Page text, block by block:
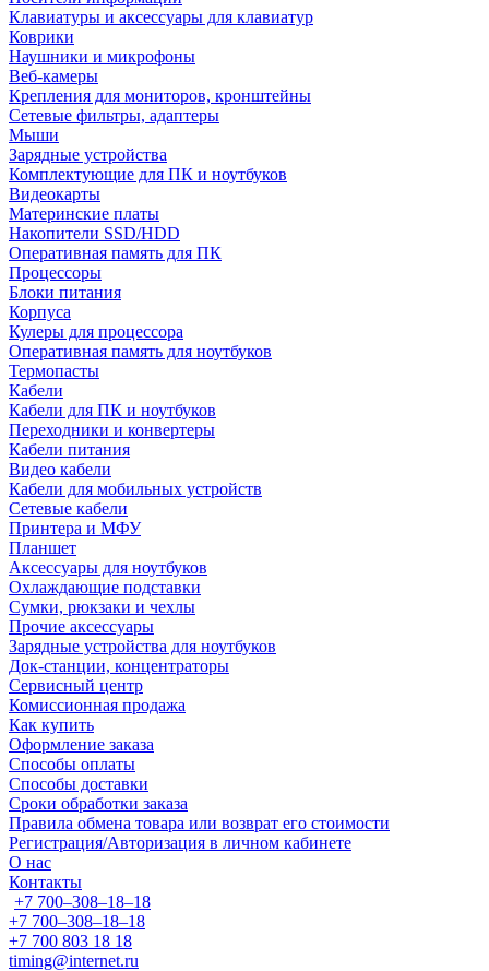
Клавиатуры и аксессуары для клавиатур
Коврики
Наушники и микрофоны
Веб-камеры
Крепления для мониторов, кронштейны
Сетевые фильтры, адаптеры
Мыши
Зарядные устройства
Комплектующие для ПК и ноутбуков
Видеокарты
Материнские платы
Накопители SSD/HDD
Оперативная память для ПК
Процессоры
Блоки питания
Корпуса
Кулеры для процессора
Оперативная память для ноутбуков
Термопасты
Кабели
Кабели для ПК и ноутбуков
Переходники и конвертеры
Кабели питания
Видео кабели
Кабели для мобильных устройств
Сетевые кабели
Принтера и МФУ
Планшет
Аксессуары для ноутбуков
Охлаждающие подставки
Сумки, рюкзаки и чехлы
Прочие аксессуары
Зарядные устройства для ноутбуков
Док-станции, концентраторы
Сервисный центр
Комиссионная продажа
Как купить
Оформление заказа
Способы оплаты
Способы доставки
Сроки обработки заказа
Правила обмена товара или возврат его стоимости
Регистрация/Авторизация в личном кабинете
О нас
Контакты
+7 700‒308‒18‒18
+7 700‒308‒18‒18
+7 700 803 18 18
timing@internet.ru